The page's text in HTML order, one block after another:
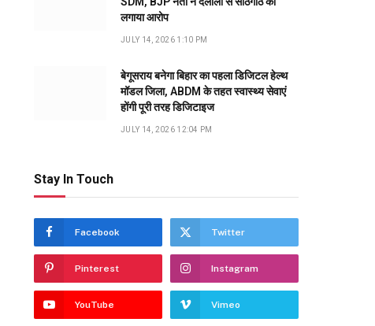
लगाया आरोप
JULY 14, 2026 1:10 PM
बेगूसराय बनेगा बिहार का पहला डिजिटल हेल्थ
मॉडल जिला, ABDM के तहत स्वास्थ्य सेवाएं
होंगी पूरी तरह डिजिटाइज
JULY 14, 2026 12:04 PM
Stay In Touch
Facebook Twitter
Pinterest Instagram
YouTube Vimeo